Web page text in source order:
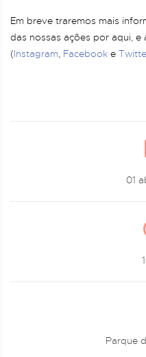
Em breve traremos mais
das nossas ações por aqui, e
(Instagram, Facebook e
01
Parque